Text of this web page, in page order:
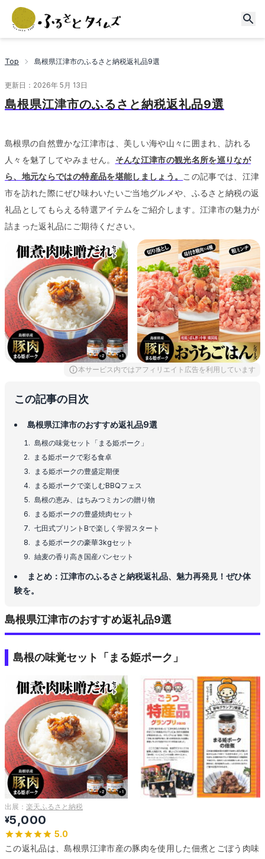
Top 島根県江津市のふるさと納税返礼品9選
更新日： 2026年 5月 13日
島根県江津市のふるさと納税返礼品9選
島根県の自然豊かな江津市は、美しい海や山々に囲まれ、訪れる
人々を魅了してやみません。 そんな江津市の観光名所を巡りなが
ら、地元ならではの特産品を堪能しましょう。 この記事では、江津
市を訪れた際にぜひ味わいたいご当地グルメや、ふるさと納税の返
礼品としてもらえる特選アイテムをご紹介します。江津市の魅力が
詰まった返礼品にご期待ください。
本サービス内ではアフィリエイト広告を利用しています
この記事の目次
島根県江津市のおすすめ返礼品9選
島根の味覚セット「まる姫ポーク」
まる姫ポークで彩る食卓
まる姫ポークの豊盛定期便
まる姫ポークで楽しむBBQフェス
島根の恵み、はちみつミカンの贈り物
まる姫ポークの豊盛焼肉セット
七田式プリントBで楽しく学習スタート
まる姫ポークの豪華3kgセット
紬麦の香り高き国産パンセット
まとめ：江津市のふるさと納税返礼品、魅力再発見！ぜひ体
験を。
島根県江津市のおすすめ返礼品9選
島根の味覚セット「まる姫ポーク」
出展： 楽天ふるさと納税
¥5,000
5.0
この返礼品は、島根県江津市産の豚肉を使用した佃煮とごぼう肉味